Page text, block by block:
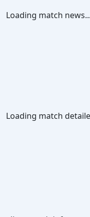
Loading match news...
Loading match